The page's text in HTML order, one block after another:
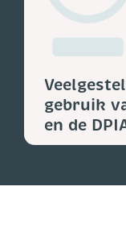
gebruik
en de